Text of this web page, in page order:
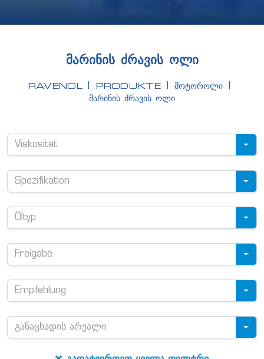
ᲛᲐᲠᲘᲜᲘᲡ ᲫᲠᲐᲕᲘᲡ ᲝᲚᲘ
RAVENOL PRODUKTE
ᲛᲝᲢᲝᲠᲝᲚᲘ
ᲛᲐᲠᲘᲜᲘᲡ ᲫᲠᲐᲕᲘᲡ ᲝᲚᲘ
Viskosität
Spezifikation
Öltyp
Freigabe
Empfehlung
განაცხადის არეალი